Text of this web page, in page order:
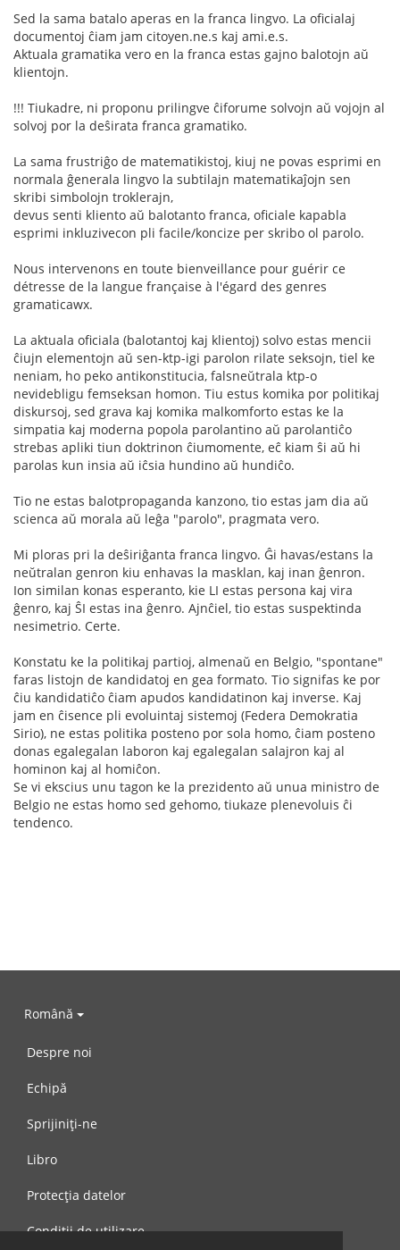
Sed la sama batalo aperas en la franca lingvo. La oficialaj
documentoj ĉiam jam citoyen.ne.s kaj ami.e.s.
Aktuala gramatika vero en la franca estas gajno balotojn aŭ
klientojn.
!!! Tiukadre, ni proponu prilingve ĉiforume solvojn aŭ vojojn al
solvoj por la deŝirata franca gramatiko.
La sama frustriĝo de matematikistoj, kiuj ne povas esprimi en
normala ĝenerala lingvo la subtilajn matematikaĵojn sen
skribi simbolojn troklerajn,
devus senti kliento aŭ balotanto franca, oficiale kapabla
esprimi inkluzivecon pli facile/koncize per skribo ol parolo.
Nous intervenons en toute bienveillance pour guérir ce
détresse de la langue française à l'égard des genres
gramaticawx.
La aktuala oficiala (balotantoj kaj klientoj) solvo estas mencii
ĉiujn elementojn aŭ sen-ktp-igi parolon rilate seksojn, tiel ke
neniam, ho peko antikonstitucia, falsneŭtrala ktp-o
nevidebligu femseksan homon. Tiu estus komika por politikaj
diskursoj, sed grava kaj komika malkomforto estas ke la
simpatia kaj moderna popola parolantino aŭ parolantiĉo
strebas apliki tiun doktrinon ĉiumomente, eĉ kiam ŝi aŭ hi
parolas kun insia aŭ iĉsia hundino aŭ hundiĉo.
Tio ne estas balotpropaganda kanzono, tio estas jam dia aŭ
scienca aŭ morala aŭ leĝa "parolo", pragmata vero.
Mi ploras pri la deŝiriĝanta franca lingvo. Ĝi havas/estans la
neŭtralan genron kiu enhavas la masklan, kaj inan ĝenron.
Ion similan konas esperanto, kie LI estas persona kaj vira
ĝenro, kaj ŜI estas ina ĝenro. Ajnĉiel, tio estas suspektinda
nesimetrio. Certe.
Konstatu ke la politikaj partioj, almenaŭ en Belgio, "spontane"
faras listojn de kandidatoj en gea formato. Tio signifas ke por
ĉiu kandidatiĉo ĉiam apudos kandidatinon kaj inverse. Kaj
jam en ĉisence pli evoluintaj sistemoj (Federa Demokratia
Sirio), ne estas politika posteno por sola homo, ĉiam posteno
donas egalegalan laboron kaj egalegalan salajron kaj al
hominon kaj al homiĉon.
Se vi ekscius unu tagon ke la prezidento aŭ unua ministro de
Belgio ne estas homo sed gehomo, tiukaze plenevoluis ĉi
tendenco.
Română
Despre noi
Echipă
Sprijiniți-ne
Libro
Protecția datelor
Condiții de utilizare